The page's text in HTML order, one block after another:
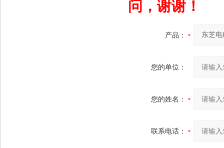
问，谢谢！
产品：
您的单位：
您的姓名：
联系电话：